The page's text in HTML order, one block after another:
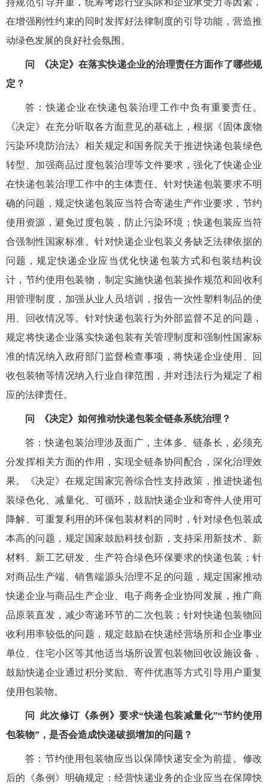
持规范引导并重，统筹考虑行业实际和企业承受力等因素，
在增强刚性约束的同时发挥好法律制度的引导功能，营造推
动绿色发展的良好社会氛围。
问
《决定》在落实快递企业的治理责任方面作了哪些规
定？
答：快递企业在快递包装治理工作中负有重要责任。
《决定》在充分听取各方面意见的基础上，根据《固体废物
污染环境防治法》相关规定和国务院关于推进快递包装绿色
转型、加强商品过度包装治理等文件要求，强化了快递企业
在快递包装治理工作中的主体责任。针对快递包装要求不明
确的问题，规定快递包装应当符合寄递生产作业要求，节约
使用资源，避免过度包装，防止污染环境；快递包装应当符
合强制性国家标准。针对快递企业包装义务缺乏法律依据的
问题，规定快递企业应当优化快递包装方式和包装结构设
计，节约使用包装物，制定实施快递包装操作规范和回收利
用管理制度，加强从业人员培训，报告一次性塑料制品的使
用、回收情况等。针对快递包装行为外部监督不足的问题，
规定将快递企业落实快递包装有关管理制度和强制性国家标
准的情况纳入政府部门监督检查事项，将快递企业使用、回
收包装物等情况纳入行业自律范围，并对违法行为规定了相
应的法律责任。
问 《决定》如何推动快递包装全链条系统治理？
答：快递包装治理涉及面广，主体多、链条长，必须充
分发挥相关方面的作用，实现全链条协同配合，深化治理效
果。《决定》在规定国家完善综合性支持政策，推进快递包
装绿色化、减量化、可循环，鼓励快递企业和寄件人使用可
降解、可重复利用的环保包装材料的同时，针对绿色包装成
本高的问题，规定国家鼓励科技创新，支持采用新技术、新
材料、新工艺研发、生产符合绿色环保要求的快递包装；针
对商品生产端、销售端源头治理不足的问题，规定国家推动
快递企业与商品生产企业、电子商务企业协同发展，推广商
品原装直发，减少寄递环节的二次包装；针对快递包装物回
收利用率较低的问题，规定鼓励在快递经营场所和企业事业
单位、住宅小区等其他适当场所设置包装物回收设施设备，
鼓励快递企业通过积分奖励、寄件优惠等方式引导用户重复
使用包装物。
问 此次修订《条例》要求“快递包装减量化”“节约使用
包装物”，是否会造成快递破损增加的问题？
答：节约使用包装物应当以保障快递安全为前提。修改
后的《条例》明确规定：经营快递业务的企业应当在保障快